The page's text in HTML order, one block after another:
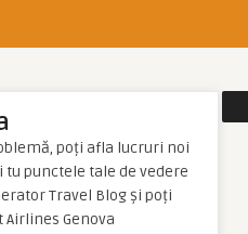
poți afla lucruri noi
punctele tale de vedere
Travel Blog și poți
Genova